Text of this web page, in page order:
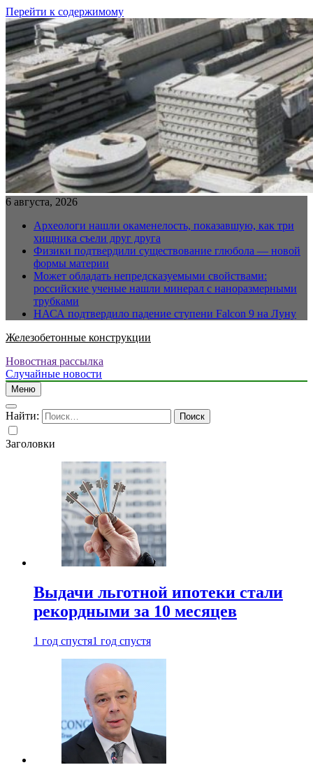
Перейти к содержимому
6 августа, 2026
Археологи нашли окаменелость, показавшую, как три
хищника съели друг друга
Физики подтвердили существование глюбола — новой
формы материи
Может обладать непредсказуемыми свойствами:
российские ученые нашли минерал с наноразмерными
трубками
НАСА подтвердило падение ступени Falcon 9 на Луну
Железобетонные конструкции
Новостная рассылка
Случайные новости
Меню
Найти:
Заголовки
Выдачи льготной ипотеки стали
рекордными за 10 месяцев
1 год спустя1 год спустя